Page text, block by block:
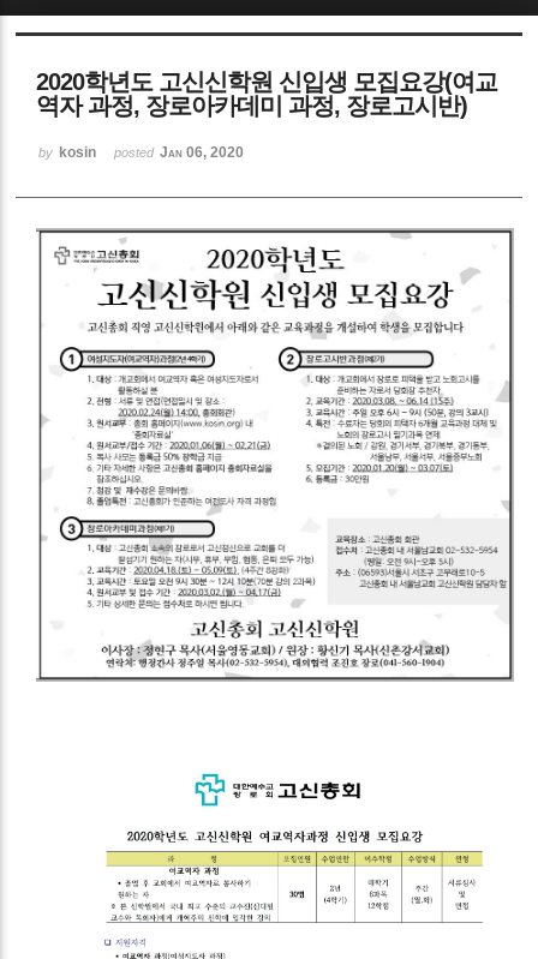
2020학년도 고신신학원 신입생 모집요강(여교
역자 과정, 장로아카데미 과정, 장로고시반)
by kosin posted Jan 06, 2020
Sketchbook5, 스케치북5
Sketchbook5, 스케치북5